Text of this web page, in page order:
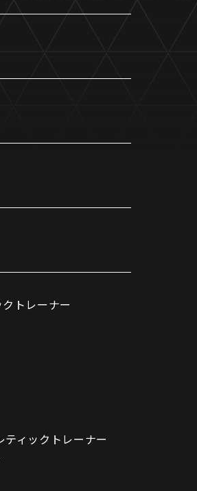
ウントップ
田ゼルビアアカデミー
ートップ
ー企業一覧
US!
トレーナー
ィックトレーナー